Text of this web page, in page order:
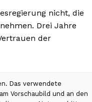
nicht, die
Drei Jahre
der
Das verwendete
Vorschaubild und an den